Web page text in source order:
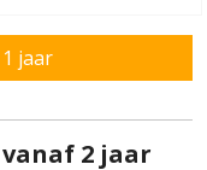
jaar
2 jaar